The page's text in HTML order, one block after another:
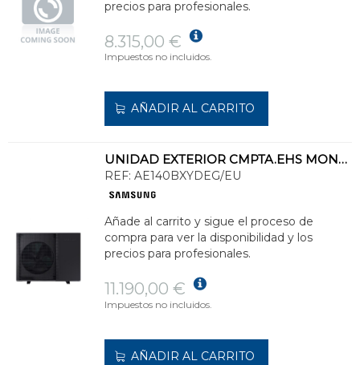
precios para profesionales.
8.315,00 €
Impuestos no incluidos.
AÑADIR AL CARRITO
UNIDAD EXTERIOR CMPTA.EHS MONO HT LN P/REFRIGERANTE R32 CAPCD.CAL.14,0kW MONO
REF: AE140BXYDEG/EU
Añade al carrito y sigue el proceso de
compra para ver la disponibilidad y los
precios para profesionales.
11.190,00 €
Impuestos no incluidos.
AÑADIR AL CARRITO